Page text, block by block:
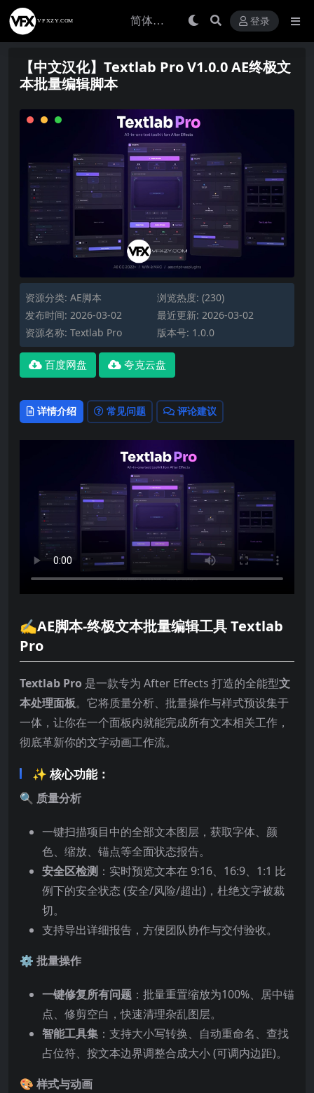
登录
【中文汉化】Textlab Pro V1.0.0 AE终极文
本批量编辑脚本
资源分类: AE脚本
浏览热度: (230)
发布时间: 2026-03-02
最近更新: 2026-03-02
资源名称: Textlab Pro
版本号: 1.0.0
百度网盘 夸克云盘
详情介绍 常见问题 评论建议
✍️AE脚本-终极文本批量编辑工具 Textlab
Pro
Textlab Pro 是一款专为 After Effects 打造的全能型文
本处理面板。它将质量分析、批量操作与样式预设集于
一体，让你在一个面板内就能完成所有文本相关工作，
彻底革新你的文字动画工作流。
✨ 核心功能：
🔍 质量分析
一键扫描项目中的全部文本图层，获取字体、颜
色、缩放、锚点等全面状态报告。
安全区检测 ：实时预览文本在 9:16、16:9、1:1 比
例下的安全状态 (安全/风险/超出)，杜绝文字被裁
切。
支持导出详细报告，方便团队协作与交付验收。
⚙️ 批量操作
一键修复所有问题 ：批量重置缩放为100%、居中锚
点、修剪空白，快速清理杂乱图层。
智能工具集 ：支持大小写转换、自动重命名、查找
占位符、按文本边界调整合成大小 (可调内边距)。
🎨 样式与动画